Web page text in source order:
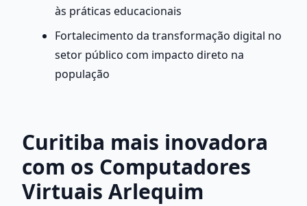
às práticas educacionais
Fortalecimento da transformação digital no
setor público com impacto direto na
população
Curitiba mais inovadora
com os Computadores
Virtuais Arlequim